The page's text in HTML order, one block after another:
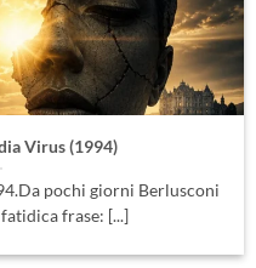
Virus (1994)
pochi giorni Berlusconi
frase: [...]